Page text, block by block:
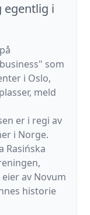
egentlig i
som
i Oslo,
meld
er i regi av
i Norge.
Rasińska
av Novum
historie